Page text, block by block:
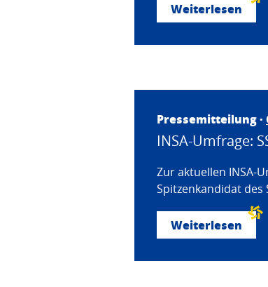
Weiterlesen
Pressemitteilung ·
INSA-Umfrage:
Zur aktuellen INSA-
Spitzenkandidat des
Weiterlesen